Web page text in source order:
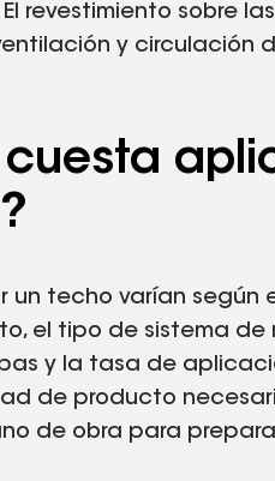
revestimiento sobre
y circulación
un techo varían
el tipo de sistema
y la tasa de
de producto
de obra para